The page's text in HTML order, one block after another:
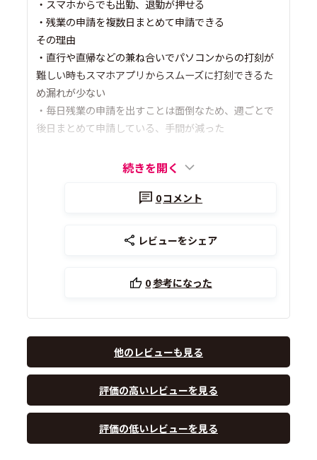
・スマホからでも出勤、退勤が押せる
・残業の申請を複数日まとめて申請できる
その理由
・直行や直帰などの兼ね合いでパソコンからの打刻が
難しい時もスマホアプリからスムーズに打刻できるた
め漏れが少ない
・毎日残業の申請を出すことは面倒なため、週ごとで
後日まとめて申請している、手間が減った
続きを開く
0コメント
レビューをシェア
0参考になった
他のレビューも見る
評価の高いレビューを見る
評価の低いレビューを見る